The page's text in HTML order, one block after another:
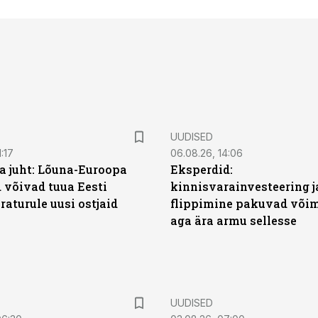
juht: Lõuna-Euroopa
võivad tuua Eesti
uusi ostjaid
UUDISED
06.08.26, 14:06
Eksperdid:
kinnisvarainvesteering
flippimine pakuvad
aga ära armu sellesse
UUDISED